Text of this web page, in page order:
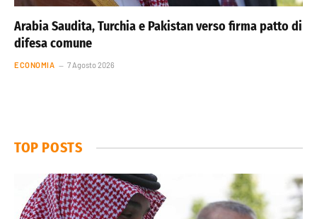
Arabia Saudita, Turchia e Pakistan verso firma patto di
difesa comune
ECONOMIA 7 Agosto 2026
TOP POSTS